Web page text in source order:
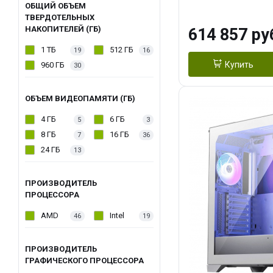
ОБЩИЙ ОБЪЕМ
ТВЕРДОТЕЛЬНЫХ
НАКОПИТЕЛЕЙ (ГБ)
1 ТБ 19 512 ГБ 16
960 ГБ 30
ОБЪЕМ ВИДЕОПАМЯТИ (ГБ)
4 ГБ 5 6 ГБ 3
8 ГБ 7 16 ГБ 36
24 ГБ 13
ПРОИЗВОДИТЕЛЬ
ПРОЦЕССОРА
AMD 46 Intel 19
ПРОИЗВОДИТЕЛЬ
ГРАФИЧЕСКОГО ПРОЦЕССОРА
Turbo/ 1 ТБ
614 857
Купить